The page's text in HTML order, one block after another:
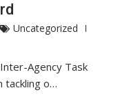
Uncategorized
Agency Task
tackling o…